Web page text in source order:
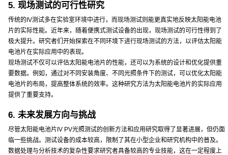
5. 现场测试的可行性研究
传统的IV测试多在实验室环境中进行，而现场测试则能更真实地反映太阳能电池
片的实际性能。近年来，随着便携式测试设备的出现，现场测试的可行性得到了
极大提升。研究者们开始探索在不同环境下进行现场测试的方法，以评估太阳能
电池片在实际应用中的表现。
现场测试不仅可以评估太阳能电池片的性能，还可以为系统的设计和优化提供重
要数据。例如，通过对不同安装角度、不同光照条件下的测试，可以优化太阳能
电池片的布局，提高整体系统的效率。这种研究方法为太阳能电池片的实际应用
提供了重要支持。
6. 未来发展方向与挑战
尽管太阳能电池片IV PV光照测试的创新方法和应用研究取得了显著进展，但仍面
临一些挑战。测试设备的成本较高，限制了其在小型企业和研究机构中的普及。
数据处理与分析技术的复杂性要求研究者具备较高的专业技能，这在一定程度上